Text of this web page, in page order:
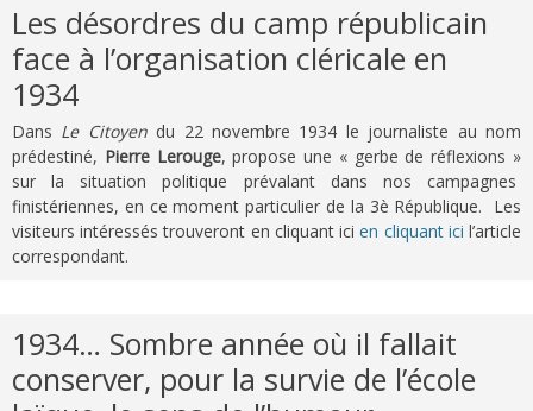
Les désordres du camp républicain
face à l’organisation cléricale en
1934
Dans Le Citoyendu 22 novembre 1934 le journaliste au nom
prédestiné, Pierre Lerouge, propose une « gerbe de réflexions »
sur la situation politique prévalant dans nos campagnes
finistériennes, en ce moment particulier de la 3è République. Les
visiteurs intéressés trouveront en cliquant icien cliquant icil’article
correspondant.
1934… Sombre année où il fallait
conserver, pour la survie de l’école